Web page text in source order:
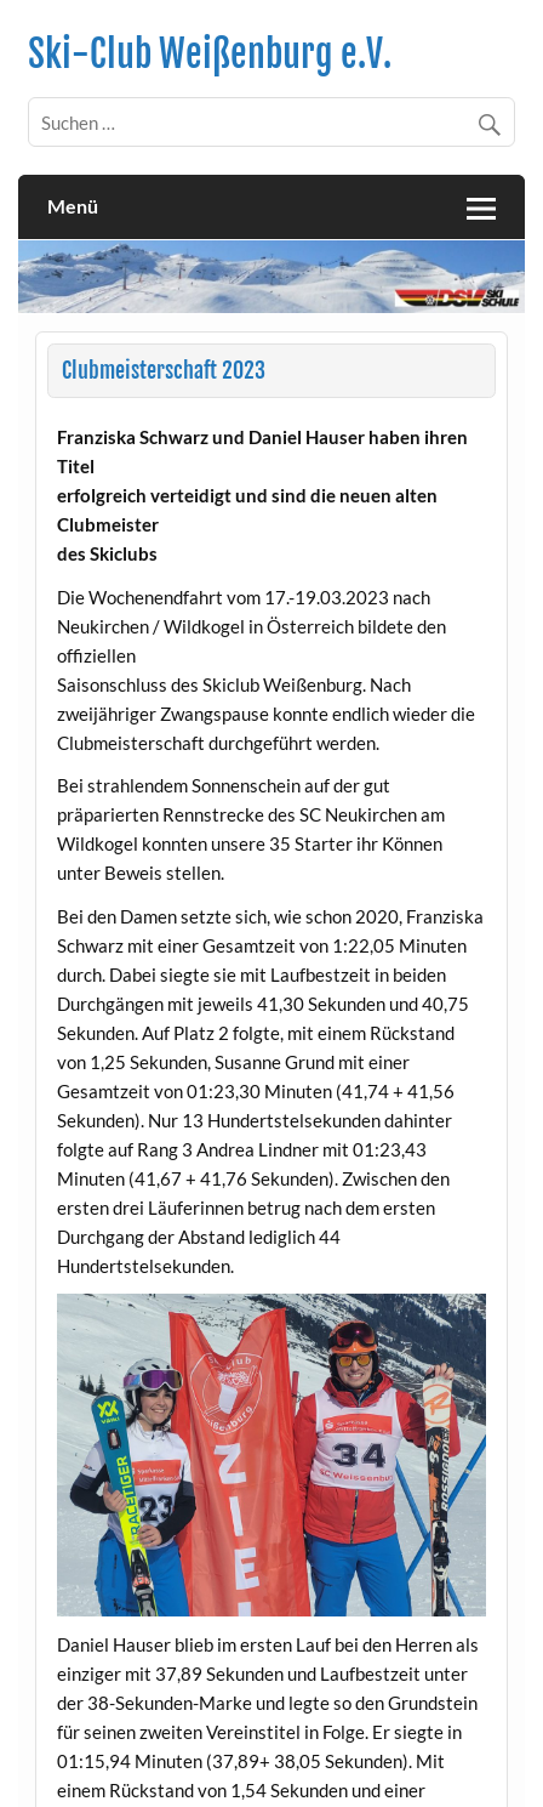
contentSki-Club Weißenburg e.V.
Menü
Clubmeisterschaft 2023
Franziska Schwarz und Daniel Hauser haben ihren
Titel
erfolgreich verteidigt und sind die neuen alten
Clubmeister
des Skiclubs
Die Wochenendfahrt vom 17.-19.03.2023 nach
Neukirchen / Wildkogel in Österreich bildete den
offiziellen
Saisonschluss des Skiclub Weißenburg. Nach
zweijähriger Zwangspause konnte endlich wieder die
Clubmeisterschaft durchgeführt werden.
Bei strahlendem Sonnenschein auf der gut
präparierten Rennstrecke des SC Neukirchen am
Wildkogel konnten unsere 35 Starter ihr Können
unter Beweis stellen.
Bei den Damen setzte sich, wie schon 2020, Franziska
Schwarz mit einer Gesamtzeit von 1:22,05 Minuten
durch. Dabei siegte sie mit Laufbestzeit in beiden
Durchgängen mit jeweils 41,30 Sekunden und 40,75
Sekunden. Auf Platz 2 folgte, mit einem Rückstand
von 1,25 Sekunden, Susanne Grund mit einer
Gesamtzeit von 01:23,30 Minuten (41,74 + 41,56
Sekunden). Nur 13 Hundertstelsekunden dahinter
folgte auf Rang 3 Andrea Lindner mit 01:23,43
Minuten (41,67 + 41,76 Sekunden). Zwischen den
ersten drei Läuferinnen betrug nach dem ersten
Durchgang der Abstand lediglich 44
Hundertstelsekunden.
Daniel Hauser blieb im ersten Lauf bei den Herren als
einziger mit 37,89 Sekunden und Laufbestzeit unter
der 38-Sekunden-Marke und legte so den Grundstein
für seinen zweiten Vereinstitel in Folge. Er siegte in
01:15,94 Minuten (37,89+ 38,05 Sekunden). Mit
einem Rückstand von 1,54 Sekunden und einer